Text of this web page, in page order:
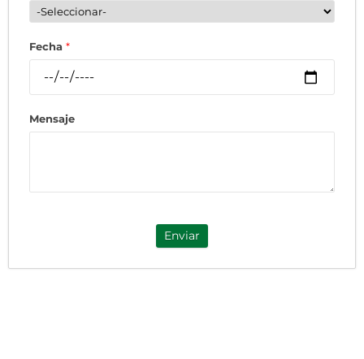
Fecha *
Mensaje
Enviar